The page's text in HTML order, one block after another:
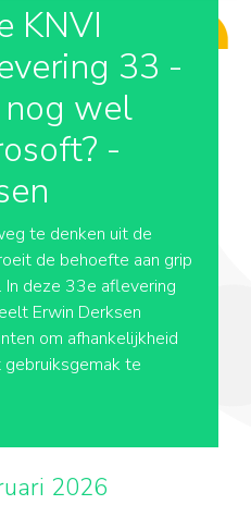
KNVI
33 -
nog wel
-
te denken uit de
de behoefte aan grip
deze 33e aflevering
Erwin Derksen
om afhankelijkheid
te
2026